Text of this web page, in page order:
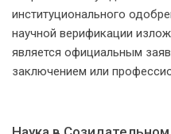
институционального
научной верификации
является официальным
заключением или